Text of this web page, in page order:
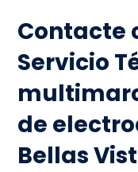
Contacte
Servicio
de
Bellas